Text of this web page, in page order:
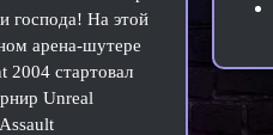
господа! На этой
арена-шутере
2004 стартовал
Unreal